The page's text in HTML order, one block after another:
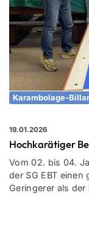
Karambolage-
19.01.2026
Hochkarätiger
Vom 02. bis 04.
der SG EBT
Geringerer als